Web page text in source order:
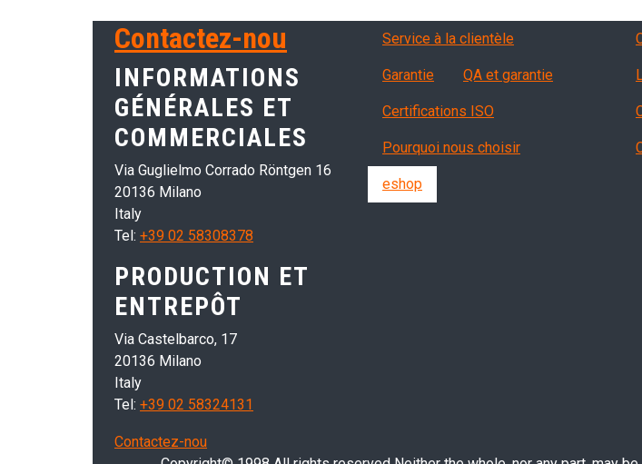
Servizi, garanzia, QA
Service à la clientèle
Garantie QA et garantie
Certifications ISO
Pourquoi nous choisir
eshop
Contactez-nou
INFORMATIONS
GÉNÉRALES ET
COMMERCIALES
Via Guglielmo Corrado Röntgen 16
20136 Milano
Italy
Tel: +39 02 58308378
PRODUCTION ET
ENTREPÔT
Via Castelbarco, 17
20136 Milano
Italy
Tel: +39 02 58324131
Contactez-nou